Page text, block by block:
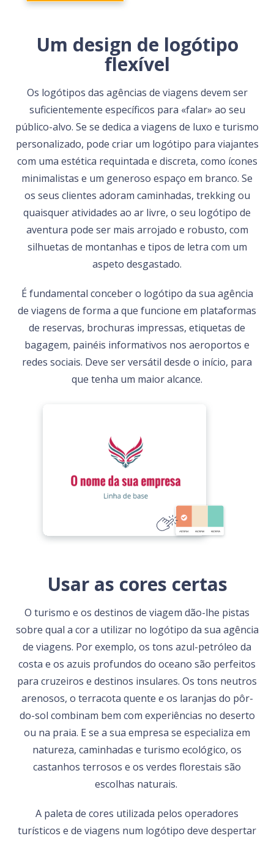
Um design de logótipo
flexível
Os logótipos das agências de viagens devem ser
suficientemente específicos para «falar» ao seu
público-alvo. Se se dedica a viagens de luxo e turismo
personalizado, pode criar um logótipo para viajantes
com uma estética requintada e discreta, como ícones
minimalistas e um generoso espaço em branco. Se
os seus clientes adoram caminhadas, trekking ou
quaisquer atividades ao ar livre, o seu logótipo de
aventura pode ser mais arrojado e robusto, com
silhuetas de montanhas e tipos de letra com um
aspeto desgastado.
É fundamental conceber o logótipo da sua agência
de viagens de forma a que funcione em plataformas
de reservas, brochuras impressas, etiquetas de
bagagem, painéis informativos nos aeroportos e
redes sociais. Deve ser versátil desde o início, para
que tenha um maior alcance.
Usar as cores certas
O turismo e os destinos de viagem dão-lhe pistas
sobre qual a cor a utilizar no logótipo da sua agência
de viagens. Por exemplo, os tons azul-petróleo da
costa e os azuis profundos do oceano são perfeitos
para cruzeiros e destinos insulares. Os tons neutros
arenosos, o terracota quente e os laranjas do pôr-
do-sol combinam bem com experiências no deserto
ou na praia. E se a sua empresa se especializa em
natureza, caminhadas e turismo ecológico, os
castanhos terrosos e os verdes florestais são
escolhas naturais.
A paleta de cores utilizada pelos operadores
turísticos e de viagens num logótipo deve despertar